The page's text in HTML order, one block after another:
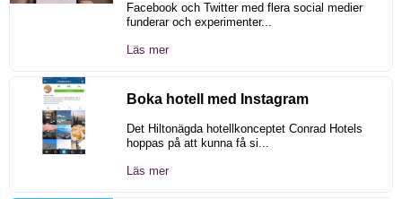
Facebook och Twitter med flera social medier
funderar och experimenter...
Läs mer
Boka hotell med Instagram
Det Hiltonägda hotellkonceptet Conrad Hotels
hoppas på att kunna få si...
Läs mer